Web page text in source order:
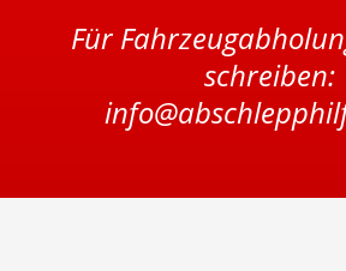
Für
schreiben: